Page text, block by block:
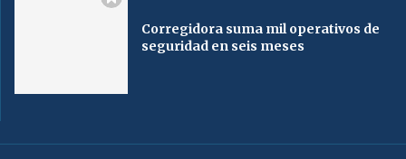
Corregidora suma mil operativos de
seguridad en seis meses